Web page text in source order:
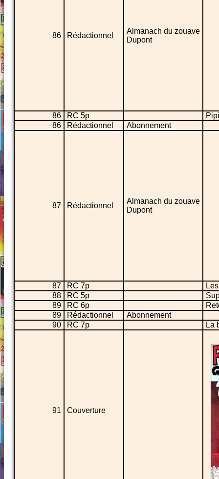
86 Rédactionnel
Almanach du zouave
Dupont
86 RC 5p
86
Rédactionnel Abonnement
87 Rédactionnel
Almanach du zouave
Dupont
87 RC 7p
88
RC 5p
89
RC 6p
89
Rédactionnel
Abonnement
90
RC 7p La
91 Couverture